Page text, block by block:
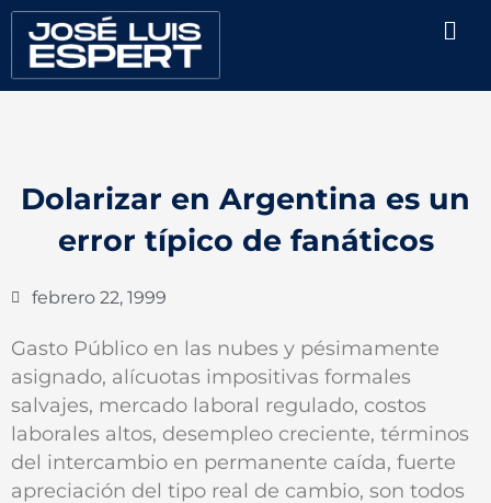
contenido
Dolarizar en Argentina es un
error típico de fanáticos
febrero 22, 1999
Gasto Público en las nubes y pésimamente
asignado, alícuotas impositivas formales
salvajes, mercado laboral regulado, costos
laborales altos, desempleo creciente, términos
del intercambio en permanente caída, fuerte
apreciación del tipo real de cambio, son todos